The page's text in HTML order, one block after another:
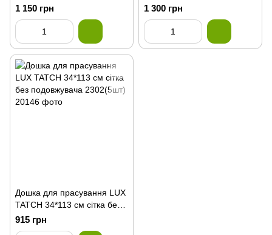
подовжувачем 2201(5шт)
1 150 грн
без подовжувача 2301(5шт)
1 300 грн
Дошка для прасування LUX
TATCH 34*113 см сітка без
подовжувача 2302(5шт)
915 грн